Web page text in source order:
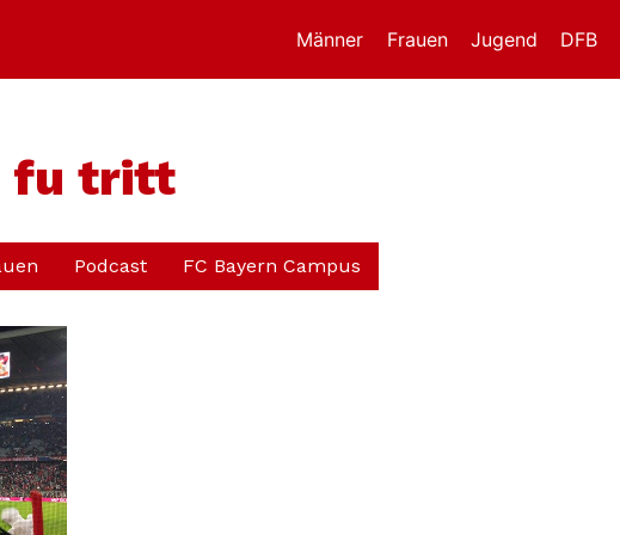
Männer Frauen Jugend DFB
fu tritt
Podcast FC Bayern Campus